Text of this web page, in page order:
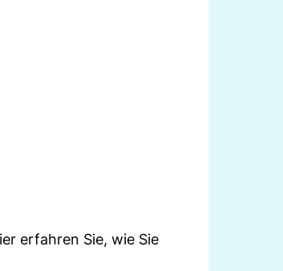
erfahren Sie, wie Sie